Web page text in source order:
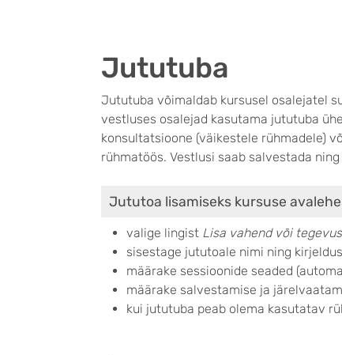
Jututuba
Jututuba võimaldab kursusel osalejatel
vestluses osalejad kasutama jututuba
konsultatsioone (väikestele rühmadele)
rühmatöös. Vestlusi saab salvestada
Jututoa lisamiseks kursuse
valige lingist Lisa vahend või tegevus
sisestage jututoale nimi ning kirjeldus
määrake sessioonide seaded
määrake salvestamise ja
kui jututuba peab olema kasutatav